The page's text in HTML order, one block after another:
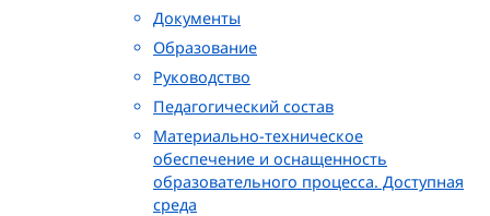
Документы
Образование
Руководство
Педагогический состав
Материально-техническое
обеспечение и оснащенность
образовательного процесса. Доступная
среда